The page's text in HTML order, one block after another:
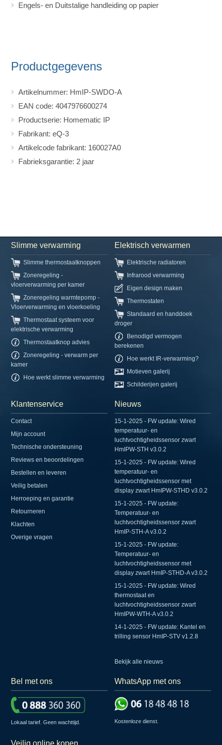
Engels- en Duitstalige handleiding op papier
Productgegevens
Artikelnummer: HmIP-SWDO-A
EAN code: 4047976600274
Productserie: Homematic IP
Fabrikant: eQ-3
Artikelcode fabrikant: 160027A0
Fabrieksgarantie: 2 jaar
Slimme verwarming
Slimme thermostaatknoppen
Zoneregeling -
vloerverwarming per kamer
Zoneregeling warmtepomp -
Vloerverwarming en vloerkoeling
Thermostaat systeem voor
elektrische verwarming
Thermostaatknop advies
Zoneregeling - verwarm per
kamer
Hoe werkt slimme verwarming
Elektrisch verwarmen
Elektrische radiatoren
Infrarood verwarming
Eigen design maken
Thermostaten
Standaard en handdoek
droger
Benodigd vermogen
berekenen
Hoe werkt IR-verwarming?
Motieven galerij
Schilderijen galerij
Klantenservice
Contact
Mijn account
Technische ondersteuning
Reviews en beoordelingen
Bestellen en leveren
Veilig betalen
Herroeping en garantie
Retourneren
Klachten
Overige vragen
Nieuws
15-1-2025 - FW update: Wired
temperatuur- en
luchtvochtigheidssensor zwart
HmIPW-STH v3.0.2
15-1-2025 - FW update: Wired
temperatuur- en
luchtvochtigheidssensor met
display zwart HmIPW-STHD v3.0.2
15-1-2025 - FW update:
Temperatuur- en
luchtvochtigheidssensor zwart
HmIP-STH-A v3.0.2
15-1-2025 - FW update:
Temperatuur- en
luchtvochtigheidssensor met
display zwart HmIP-STHD-A v3.0.2
15-1-2025 - FW update: Wired
thermostaat en
luchtvochtigheidssensor zwart
HmIPW-WTH-A v3.0.2
14-1-2025 - FW update: Kantel en
trilling sensor HmIP-STV v1.2.8
Bekijk alle nieuws
Bel met ons
Lokaal tarief. Geen wachttijd.
WhatsApp met ons
Kostenloze dienst.
Veilig online kopen